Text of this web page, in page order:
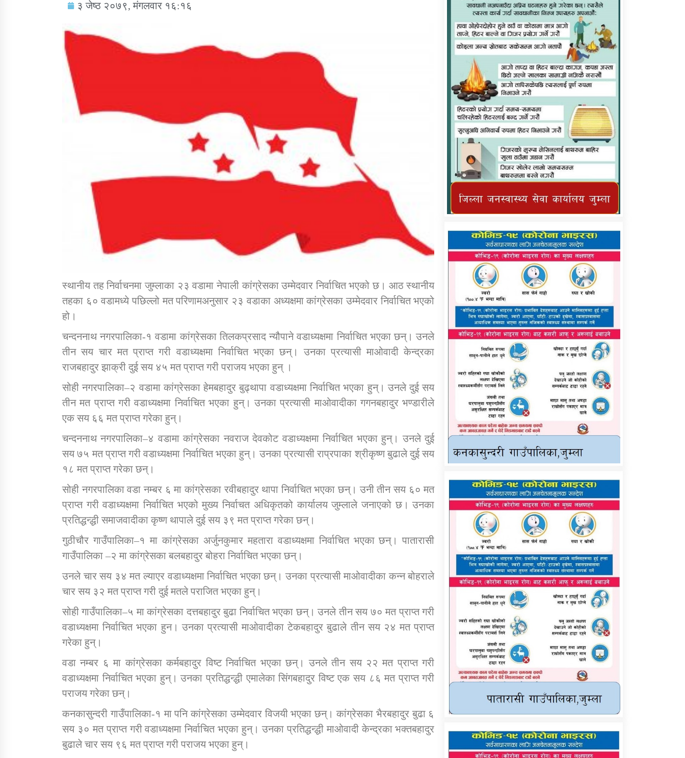
कार्यक्रम कार्यान्वयन एकाई जुम्लाको सुचना कर्णाली प्राविधि शिक्षालय जुम्लाको सुचना
तातोपानी गाउँपालिकाको न्यायिक समिति सम्बन्धी
तातोपानी गाउँपालिका जुम्लाको महिला तथा
लैङ्गिक हिंसा सम्बन्धी सूचना सन्देश
तातोपानी गाउँपालिका जुम्लाको महिनावारी
तातोपानी गाउँपालिका जुम्लाको बालविवाह सन्देश तातोपानी गाउँपालिका जुम्लाको सूचना
३ जेष्ठ २०७९, मंगलवार १६:१६
स्थानीय तह निर्वाचनमा जुम्लाका २३ वडामा नेपाली कांग्रेसका उम्मेदवार निर्वाचित भएको छ। आठ स्थानीय
तहका ६० वडामध्ये पछिल्लो मत परिणामअनुसार २३ वडाका अध्यक्षमा कांग्रेसका उम्मेदवार निर्वाचित भएको
हो।
चन्दननाथ नगरपालिका-१ वडामा कांग्रेसका तिलकप्रसाद न्यौपाने वडाध्यक्षमा निर्वाचित भएका छन्। उनले
तीन सय चार मत प्राप्त गरी वडाध्यक्षमा निर्वाचित भएका छन्। उनका प्रत्यासी माओवादी केन्द्रका
राजबहादुर झाक्री दुई सय ४५ मत प्राप्त गरी पराजय भएका हुन् ।
सोही नगरपालिका–२ वडामा कांग्रेसका हेमबहादुर बुढ्थापा वडाध्यक्षमा निर्वाचित भएका हुन्। उनले दुई सय
तीन मत प्राप्त गरी वडाध्यक्षमा निर्वाचित भएका हुन्। उनका प्रत्यासी माओवादीका गगनबहादुर भण्डारीले
एक सय ६६ मत प्राप्त गरेका हुन्।
चन्दननाथ नगरपालिका–४ वडामा कांग्रेसका नवराज देवकोट वडाध्यक्षमा निर्वाचित भएका हुन्। उनले दुई
सय ७५ मत प्राप्त गरी वडाध्यक्षमा निर्वाचित भएका हुन्। उनका प्रत्यासी राप्रपाका श्रीकृष्ण बुढाले दुई सय
१८ मत प्राप्त गरेका छन्।
सोही नगरपालिका वडा नम्बर ६ मा कांग्रेसका रवीबहादुर थापा निर्वाचित भएका छन्। उनी तीन सय ६० मत
प्राप्त गरी वडाध्यक्षमा निर्वाचित भएको मुख्य निर्वाचत अधिकृतको कार्यालय जुम्लाले जनाएको छ। उनका
प्रतिद्धन्द्धी समाजवादीका कृष्ण थापाले दुई सय ३९ मत प्राप्त गरेका छन्।
गुठीचौर गाउँपालिका–१ मा कांग्रेसका अर्जुनकुमार महतारा वडाध्यक्षमा निर्वाचित भएका छन्। पातारासी
गाउँपालिका –२ मा कांग्रेसका बलबहादुर बोहरा निर्वाचित भएका छन्।
उनले चार सय ३४ मत ल्याएर वडाध्यक्षमा निर्वाचित भएका छन्। उनका प्रत्यासी माओवादीका कन्न बोहराले
चार सय ३२ मत प्राप्त गरी दुई मतले पराजित भएका हुन्।
सोही गाउँपालिका–५ मा कांग्रेसका दत्तबहादुर बुढा निर्वाचित भएका छन्। उनले तीन सय ७० मत प्राप्त गरी
वडाध्यक्षमा निर्वाचित भएका हुन। उनका प्रत्यासी माओवादीका टेकबहादुर बुढाले तीन सय २४ मत प्राप्त
गरेका हुन्।
वडा नम्बर ६ मा कांग्रेसका कर्मबहादुर विष्ट निर्वाचित भएका छन्। उनले तीन सय २२ मत प्राप्त गरी
वडाध्यक्षमा निर्वाचित भएका हुन्। उनका प्रतिद्धन्द्धी एमालेका सिंगबहादुर विष्ट एक सय ८६ मत प्राप्त गरी
पराजय गरेका छन्।
कनकासुन्दरी गाउँपालिका-१ मा पनि कांग्रेसका उम्मेदवार विजयी भएका छन्। कांग्रेसका भैरबहादुर बुढा ६
सय ३० मत प्राप्त गरी वडाध्यक्षमा निर्वाचित भएका हुन्। उनका प्रतिद्धन्द्धी माओवादी केन्द्रका भक्तबहादुर
बुढाले चार सय ९६ मत प्राप्त गरी पराजय भएका हुन्।